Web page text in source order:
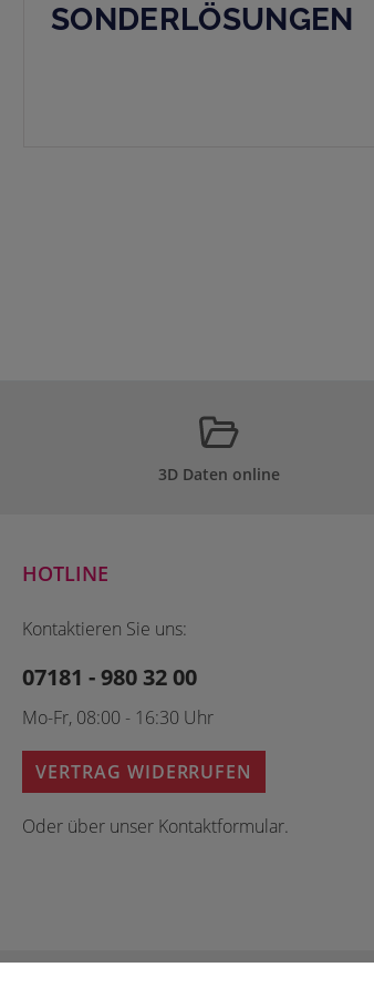
SONDERLÖSUNGEN
3D Daten online
HOTLINE
Kontaktieren Sie uns:
07181 - 980 32 00
Mo-Fr, 08:00 - 16:30 Uhr
VERTRAG WIDERRUFEN
Oder über unser Kontaktformular.